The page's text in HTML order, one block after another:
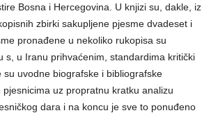
Bosna i Hercegovina. U knjizi su, dakle, iz
zbirki sakupljene pjesme dvadeset i
pronađene u nekoliko rukopisa su
s, u Iranu prihvaćenim, standardima kritički
su uvodne biografske i bibliografske
uz propratnu kratku analizu
dara i na koncu je sve to ponuđeno